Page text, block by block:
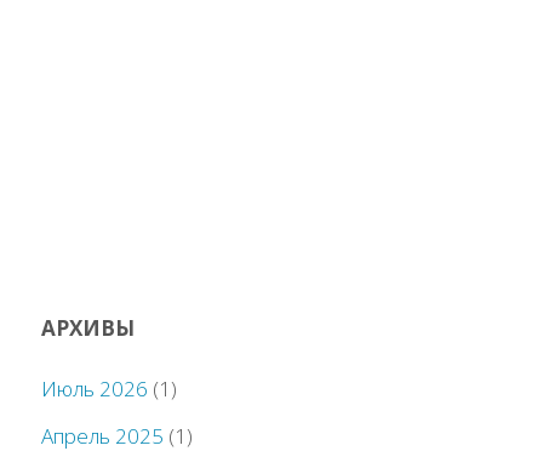
АРХИВЫ
Июль 2026 (1)
Апрель 2025 (1)